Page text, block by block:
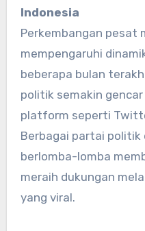
Indonesia
Perkembangan pesat
mempengaruhi
beberapa bulan
politik semakin
platform seperti
Berbagai partai politik
berlomba-lomba
meraih dukungan
yang viral.